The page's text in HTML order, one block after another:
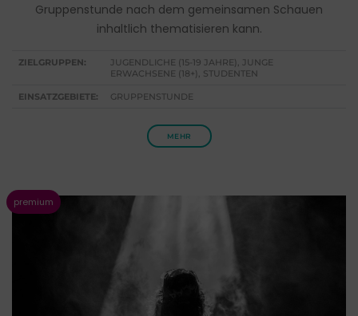
Gruppenstunde nach dem gemeinsamen Schauen
inhaltlich thematisieren kann.
ZIELGRUPPEN:
JUGENDLICHE (15-19 JAHRE), JUNGE
ERWACHSENE (18+), STUDENTEN
EINSATZGEBIETE: GRUPPENSTUNDE
MEHR